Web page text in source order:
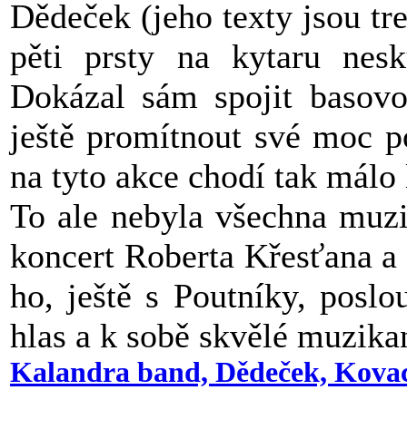
Dědeček (jeho texty jsou
pěti prsty na kytaru
Dokázal sám spojit
ještě promítnout své moc
na tyto akce chodí tak
To ale nebyla všechna
koncert Roberta Křesťana
ho, ještě s Poutníky,
hlas a k sobě skvělé
Kalandra band, Dědeček,